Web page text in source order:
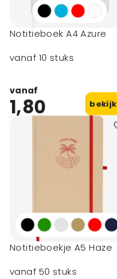
Notitieboek A4 Azure
vanaf 10 stuks
vanaf
1,80 bekijk
Notitieboekje A5 Haze
vanaf 50 stuks